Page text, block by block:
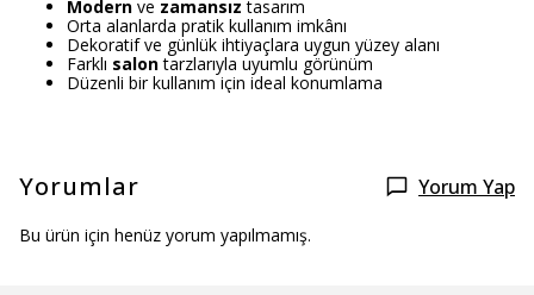
Modern ve zamansız tasarım
Orta alanlarda pratik kullanım imkânı
Dekoratif ve günlük ihtiyaçlara uygun yüzey alanı
Farklı salontarzlarıyla uyumlu görünüm
Düzenli bir kullanım için ideal konumlama
Yorumlar Yorum Yap
Bu ürün için henüz yorum yapılmamış.